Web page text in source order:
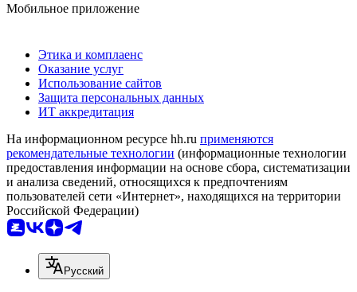
Мобильное приложение
Этика и комплаенс
Оказание услуг
Использование сайтов
Защита персональных данных
ИТ аккредитация
На информационном ресурсе hh.ru применяются
рекомендательные технологии (информационные технологии
предоставления информации на основе сбора, систематизации
и анализа сведений, относящихся к предпочтениям
пользователей сети «Интернет», находящихся на территории
Российской Федерации)
Русский